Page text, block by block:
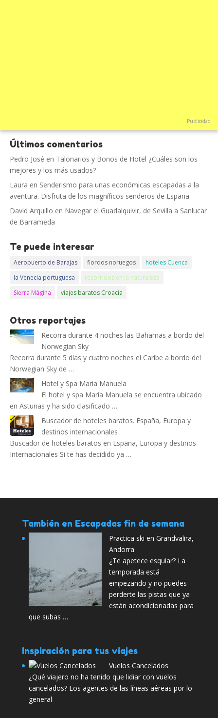
Publicidad
Últimos comentarios
Pedro José en Talonarios y Bonos de Hotel ¿Cuáles son los
mejores y los más usados?
Laura en Senderismo para unas económicas escapadas a la
aventura. Disfruta de los magníficos senderos de España
David Arquillo en Navegar el Guadalquivir, de Sevilla a Sanlucar
de Barrameda
Te puede interesar
Aeropuerto de Barajas fiordos noruegos
hoteles Cuenca
la Venecia portuguesa
recorridos en la naturaleza
Sierra Mágina
viajes baratos Croacia
Otros reportajes
Recorra durante 4 noches las Bahamas a bordo del
Norwegian Sky
Recorra durante 5 días y cuatro noches el Caribe a bordo del
Norwegian Sky de …
Hotel y Spa María Manuela
El hotel y spa María Manuela se encuentra ubicado
en Asturias y ha sido clasificado …
Buscador de hoteles baratos. España, Europa y
destinos internacionales
Buscador de hoteles baratos en España, Europa y destinos
Internacionales Si te has decidido ya …
También en Escapadas fin de semana
Practica ski en Grandvalira,
Andorra
¿Te apetece esquiar? La
temporada está
empezando y no puedes
perderte las pistas que ya
están acondicionadas para
que subas …
Inspiración para tus viajes
Vuelos Cancelados
¿Qué viajero no ha tenido que lidiar con vuelos
cancelados? Los agentes de las líneas aéreas por lo
general